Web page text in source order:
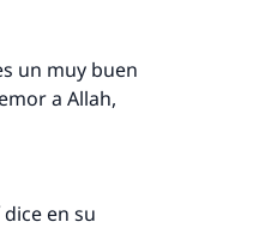
un muy buen
a Allah,
en su